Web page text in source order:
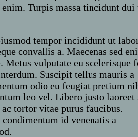
Turpis massa tincidunt dui
tempor incididunt ut
convallis a. Maecenas sed
vulputate eu scelerisque
Suscipit tellus mauris a
odio eu feugiat pretium
leo vel. Libero justo laoreet
tortor vitae purus faucibus.
id venenatis a